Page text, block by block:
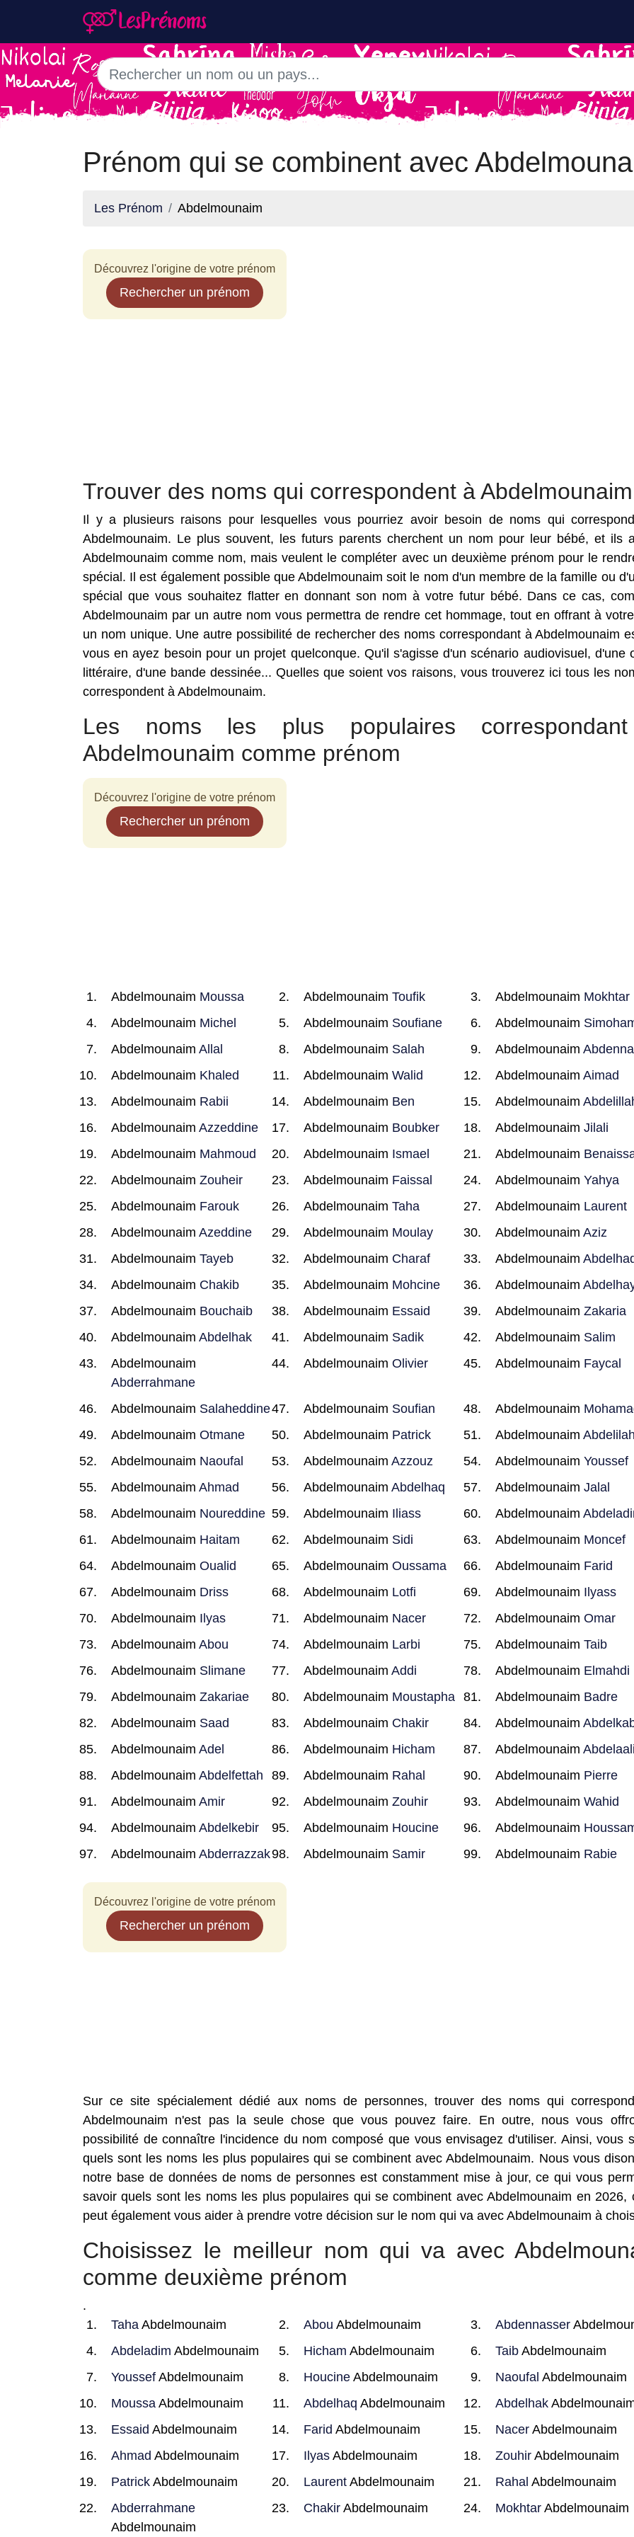
Prénom qui se combinent avec
Les Prénom Abdelmounaim
Découvrez l'origine de votre prénom
Rechercher un prénom
Trouver des noms qui correspondent à Abdelmounaim
Il y a plusieurs raisons pour lesquelles vous pourriez avoir besoin de noms qui
Abdelmounaim. Le plus souvent, les futurs parents cherchent un nom pour leur bébé, et ils
Abdelmounaim comme nom, mais veulent le compléter avec un deuxième prénom pour le
spécial. Il est également possible que Abdelmounaim soit le nom d'un membre de la famille ou
spécial que vous souhaitez flatter en donnant son nom à votre futur bébé. Dans ce cas,
Abdelmounaim par un autre nom vous permettra de rendre cet hommage, tout en offrant à
un nom unique. Une autre possibilité de rechercher des noms correspondant à Abdelmounaim
vous en ayez besoin pour un projet quelconque. Qu'il s'agisse d'un scénario audiovisuel, d'une
littéraire, d'une bande dessinée... Quelles que soient vos raisons, vous trouverez ici tous les
correspondent à Abdelmounaim.
Les noms les plus populaires
Abdelmounaim comme prénom
Découvrez l'origine de votre prénom
Rechercher un prénom
Abdelmounaim Moussa Abdelmounaim Toufik Abdelmounaim Mokhtar
Abdelmounaim Michel Abdelmounaim Soufiane Abdelmounaim
Abdelmounaim Allal Abdelmounaim Salah Abdelmounaim
Abdelmounaim Khaled Abdelmounaim Walid AbdelmounaimAimad
Abdelmounaim Rabii Abdelmounaim Ben Abdelmounaim
Abdelmounaim Azzeddine Abdelmounaim Boubker AbdelmounaimJilali
Abdelmounaim Mahmoud Abdelmounaim Ismael Abdelmounaim
Abdelmounaim Zouheir Abdelmounaim Faissal AbdelmounaimYahya
Abdelmounaim Farouk Abdelmounaim Taha Abdelmounaim Laurent
Abdelmounaim Azeddine Abdelmounaim Moulay AbdelmounaimAziz
Abdelmounaim Tayeb Abdelmounaim Charaf Abdelmounaim
Abdelmounaim Chakib Abdelmounaim Mohcine Abdelmounaim
Abdelmounaim Bouchaib Abdelmounaim Essaid AbdelmounaimZakaria
Abdelmounaim Abdelhak Abdelmounaim Sadik Abdelmounaim Salim
Abdelmounaim
Abderrahmane
Abdelmounaim Olivier Abdelmounaim Faycal
Abdelmounaim Salaheddine Abdelmounaim Soufian Abdelmounaim
Abdelmounaim Otmane Abdelmounaim Patrick AbdelmounaimAbdelilah
Abdelmounaim Naoufal Abdelmounaim Azzouz AbdelmounaimYoussef
Abdelmounaim Ahmad Abdelmounaim Abdelhaq AbdelmounaimJalal
Abdelmounaim Noureddine Abdelmounaim Iliass Abdelmounaim
Abdelmounaim Haitam Abdelmounaim Sidi Abdelmounaim Moncef
Abdelmounaim Oualid Abdelmounaim Oussama Abdelmounaim Farid
Abdelmounaim Driss Abdelmounaim Lotfi Abdelmounaim Ilyass
Abdelmounaim Ilyas Abdelmounaim Nacer AbdelmounaimOmar
Abdelmounaim Abou Abdelmounaim Larbi AbdelmounaimTaib
Abdelmounaim Slimane Abdelmounaim Addi Abdelmounaim Elmahdi
Abdelmounaim Zakariae Abdelmounaim Moustapha Abdelmounaim Badre
Abdelmounaim Saad Abdelmounaim Chakir Abdelmounaim
Abdelmounaim Adel Abdelmounaim Hicham AbdelmounaimAbdelaali
Abdelmounaim Abdelfettah Abdelmounaim Rahal Abdelmounaim Pierre
Abdelmounaim Amir Abdelmounaim Zouhir AbdelmounaimWahid
Abdelmounaim Abdelkebir Abdelmounaim Houcine Abdelmounaim
Abdelmounaim Abderrazzak Abdelmounaim Samir Abdelmounaim Rabie
Découvrez l'origine de votre prénom
Rechercher un prénom
Sur ce site spécialement dédié aux noms de personnes, trouver des noms qui
Abdelmounaim n'est pas la seule chose que vous pouvez faire. En outre, nous vous
possibilité de connaître l'incidence du nom composé que vous envisagez d'utiliser. Ainsi, vous
quels sont les noms les plus populaires qui se combinent avec Abdelmounaim. Nous vous
notre base de données de noms de personnes est constamment mise à jour, ce qui vous
savoir quels sont les noms les plus populaires qui se combinent avec Abdelmounaim en 2026,
peut également vous aider à prendre votre décision sur le nom qui va avec Abdelmounaim à
Choisissez le meilleur nom qui va avec
comme deuxième prénom
.
Taha Abdelmounaim Abou Abdelmounaim Abdennasser
Abdeladim Abdelmounaim Hicham Abdelmounaim Taib Abdelmounaim
Youssef Abdelmounaim HoucineAbdelmounaim Naoufal Abdelmounaim
Moussa Abdelmounaim Abdelhaq Abdelmounaim Abdelhak
Essaid Abdelmounaim Farid Abdelmounaim Nacer Abdelmounaim
Ahmad Abdelmounaim IlyasAbdelmounaim Zouhir Abdelmounaim
Patrick Abdelmounaim LaurentAbdelmounaim Rahal Abdelmounaim
Abderrahmane
Abdelmounaim
ChakirAbdelmounaim Mokhtar Abdelmounaim